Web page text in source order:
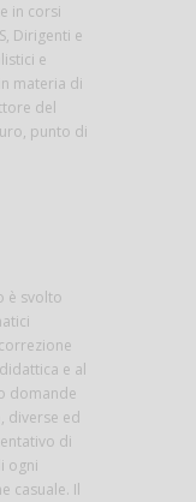
in corsi
Dirigenti e
e
materia di
del
punto di
è svolto
e al
domande
diverse ed
di
ogni
casuale. Il